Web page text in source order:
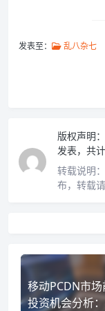
发表至： 乱八杂七
版权声明：
发表，共
转载说明：
布，转载
移动PCDN市
投资机会分析